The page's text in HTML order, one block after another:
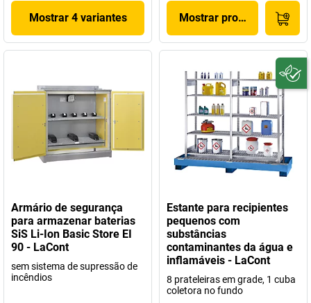
Mostrar 4 variantes Mostrar produto
Armário de segurança
para armazenar baterias
SiS Li-Ion Basic Store EI
90 - LaCont
sem sistema de supressão de
incêndios
Estante para recipientes
pequenos com
substâncias
contaminantes da água e
inflamáveis - LaCont
8 prateleiras em grade, 1 cuba
coletora no fundo